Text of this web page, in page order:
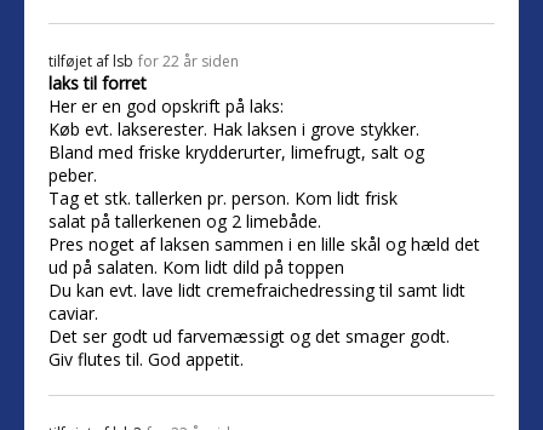
tilføjet af lsb for 22 år siden
laks til forret
Her er en god opskrift på laks:
Køb evt. lakserester. Hak laksen i grove stykker.
Bland med friske krydderurter, limefrugt, salt og
peber.
Tag et stk. tallerken pr. person. Kom lidt frisk
salat på tallerkenen og 2 limebåde.
Pres noget af laksen sammen i en lille skål og hæld det
ud på salaten. Kom lidt dild på toppen
Du kan evt. lave lidt cremefraichedressing til samt lidt
caviar.
Det ser godt ud farvemæssigt og det smager godt.
Giv flutes til. God appetit.